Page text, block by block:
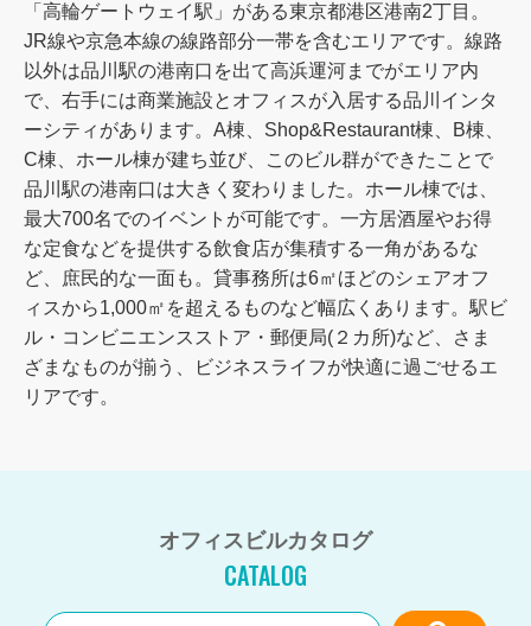
「高輪ゲートウェイ駅」がある東京都港区港南2丁目。
JR線や京急本線の線路部分一帯を含むエリアです。線路
以外は品川駅の港南口を出て高浜運河までがエリア内
で、右手には商業施設とオフィスが入居する品川インタ
ーシティがあります。A棟、Shop&Restaurant棟、B棟、
C棟、ホール棟が建ち並び、このビル群ができたことで
品川駅の港南口は大きく変わりました。ホール棟では、
最大700名でのイベントが可能です。一方居酒屋やお得
な定食などを提供する飲食店が集積する一角があるな
ど、庶民的な一面も。貸事務所は6㎡ほどのシェアオフ
ィスから1,000㎡を超えるものなど幅広くあります。駅ビ
ル・コンビニエンスストア・郵便局(２カ所)など、さま
ざまなものが揃う、ビジネスライフが快適に過ごせるエ
リアです。
オフィスビルカタログ
CATALOG